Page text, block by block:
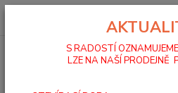
S RADOSTÍ
LZE NA NAŠÍ PRODEJNĚ